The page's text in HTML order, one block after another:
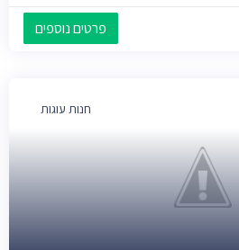
פרטים נוספים
חנות עוגות